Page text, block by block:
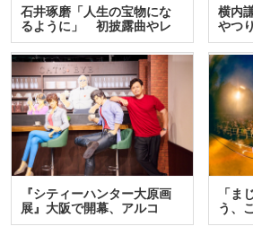
石井琢磨「人生の宝物にな
るように」 初披露曲やレ
ア…
横内
やつ
人…
『シティーハンター大原画
展』大阪で開幕、アルコ
＆…
「ま
う、
と…